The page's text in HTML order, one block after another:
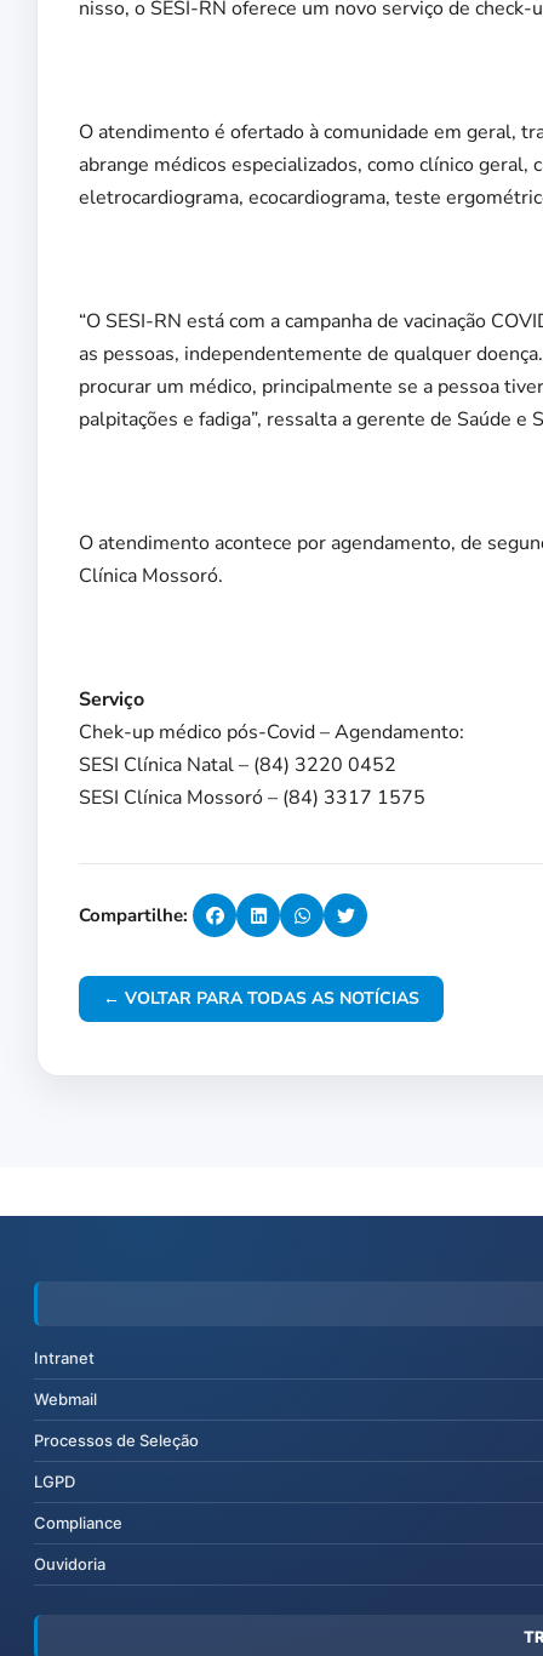
nisso, o SESI-RN oferece um novo serviço de check-
O atendimento é ofertado à comunidade em geral,
abrange médicos especializados, como clínico
eletrocardiograma, ecocardiograma, teste
“O SESI-RN está com a campanha de vacinação
as pessoas, independentemente de qualquer
procurar um médico, principalmente se a pessoa
palpitações e fadiga”, ressalta a gerente de Saúde e
O atendimento acontece por agendamento, de
Clínica Mossoró.
Serviço
Chek-up médico pós-Covid – Agendamento:
SESI Clínica Natal – (84) 3220 0452
SESI Clínica Mossoró – (84) 3317 1575
Compartilhe:
← VOLTAR PARA TODAS AS NOTÍCIAS
Intranet
Webmail
Processos de Seleção
LGPD
Compliance
Ouvidoria